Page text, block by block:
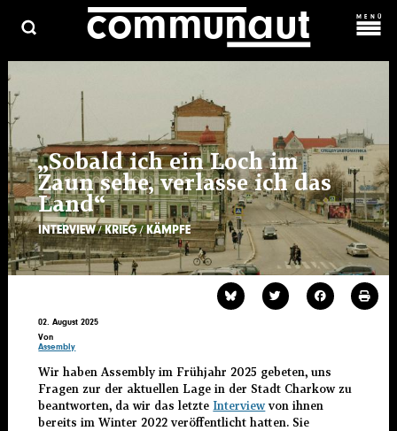
zum
Inhalt
communaut MENÜ
HAUPTMENÜ
KOSMOPROLET
KONTAKT & MITARBEIT
„Sobald ich ein Loch im
Zaun sehe, verlasse ich das
Land“
INTERVIEW KRIEG KÄMPFE
02. August 2025
Von
Assembly
Wir haben Assembly im Frühjahr 2025 gebeten, uns
Fragen zur der aktuellen Lage in der Stadt Charkow zu
beantworten, da wir das letzte Interviewvon ihnen
bereits im Winter 2022 veröffentlicht hatten. Sie